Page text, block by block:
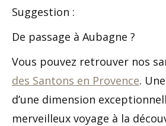
Suggestion :
De passage à Aubagne ?
Vous pouvez retrouver nos
des Santons en Provence.
d’une dimension
merveilleux voyage à la